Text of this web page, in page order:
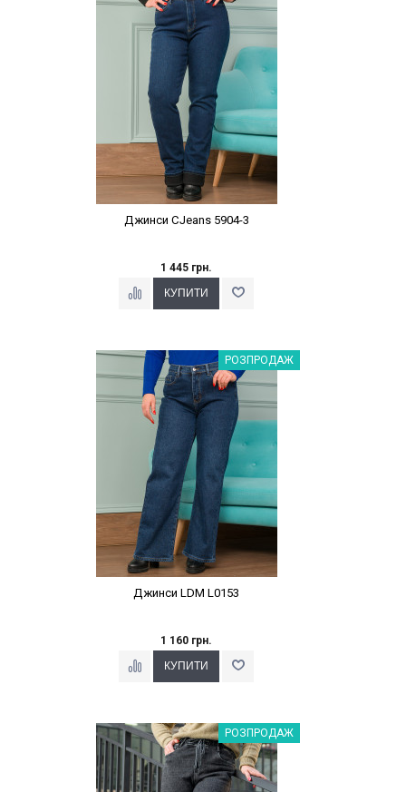
Джинси CJeans 5904-3
1 445 грн.
Наклейки Варіант з %РОЗПРОДАЖ
Джинси LDM L0153
1 160 грн.
Наклейки Варіант з %РОЗПРОДАЖ